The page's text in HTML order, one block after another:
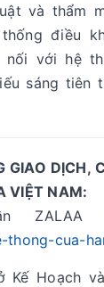
và thẩm
điều
với hệ
sáng tiên
GIAO DỊCH,
VIỆT NAM:
ZALAA
thong-cua-
Kế Hoạch